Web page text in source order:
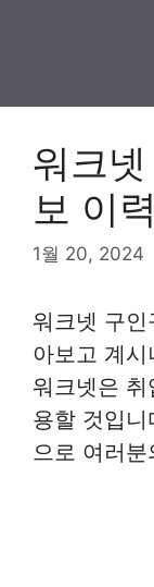
워크
보 이
1월 20, 2024
워크넷 구
아보고 계
워크넷은
용할 것입
으로 여러